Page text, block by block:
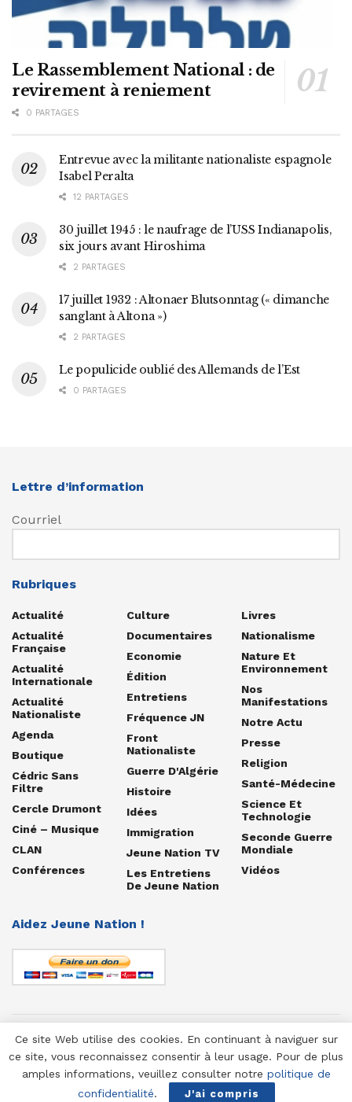
Le Rassemblement National : de
revirement à reniement
0 PARTAGES
Entrevue avec la militante nationaliste espagnole
Isabel Peralta
12 PARTAGES
30 juillet 1945 : le naufrage de l’USS Indianapolis,
six jours avant Hiroshima
2 PARTAGES
17 juillet 1932 : Altonaer Blutsonntag (« dimanche
sanglant à Altona »)
2 PARTAGES
Le populicide oublié des Allemands de l’Est
0 PARTAGES
Lettre d’information
Courriel
Rubriques
Actualité
Actualité
Française
Actualité
Internationale
Actualité
Nationaliste
Agenda
Boutique
Cédric Sans
Filtre
Cercle Drumont
Ciné – Musique
CLAN
Conférences
Culture
Documentaires
Economie
Édition
Entretiens
Fréquence JN
Front
Nationaliste
Guerre D'Algérie
Histoire
Idées
Immigration
Jeune Nation TV
Les Entretiens
De Jeune Nation
Livres
Nationalisme
Nature Et
Environnement
Nos
Manifestations
Notre Actu
Presse
Religion
Santé-Médecine
Science Et
Technologie
Seconde Guerre
Mondiale
Vidéos
Aidez Jeune Nation !
© 1958-2025 Jeune Nation
Ce site Web utilise des cookies. En continuant à naviguer sur
ce site, vous reconnaissez consentir à leur usage. Pour de plus
amples informations, veuillez consulter notre politique de
confidentialité. J'ai compris